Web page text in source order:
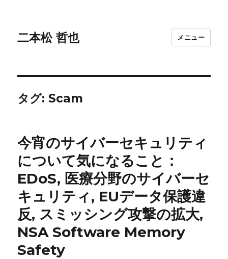
二本松 哲也 メニュー
タグ: Scam
今宵のサイバーセキュリティ
について気になること：
EDoS, 医療分野のサイバーセ
キュリティ, EUデータ保護違
反, スミッシング攻撃の拡大,
NSA Software Memory
Safety